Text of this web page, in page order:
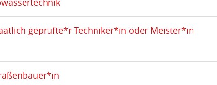
geprüfte*r Techniker*in oder Meister*in